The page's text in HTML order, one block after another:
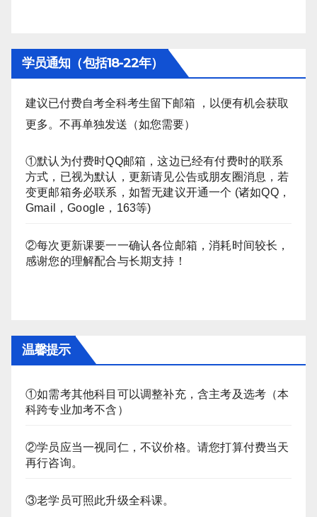
学员通知（包括18-22年）
建议已付费自考全科考生留下邮箱 ，以便有机会获取
更多。不再单独发送（如您需要）
①默认为付费时QQ邮箱，这边已经有付费时的联系
方式，已视为默认，更新请见公告或朋友圈消息，若
变更邮箱务必联系，如暂无建议开通一个 (诸如QQ，
Gmail，Google，163等)
②每次更新课要一一确认各位邮箱，消耗时间较长，
感谢您的理解配合与长期支持！
温馨提示
①如需考其他科目可以调整补充，含主考及选考（本
科跨专业加考不含）
②学员应当一视同仁，不议价格。请您打算付费当天
再行咨询。
③老学员可照此升级全科课。